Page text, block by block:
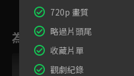
為您推薦
VIP
720p 畫質
略過片頭尾
收藏片單
觀劇紀錄